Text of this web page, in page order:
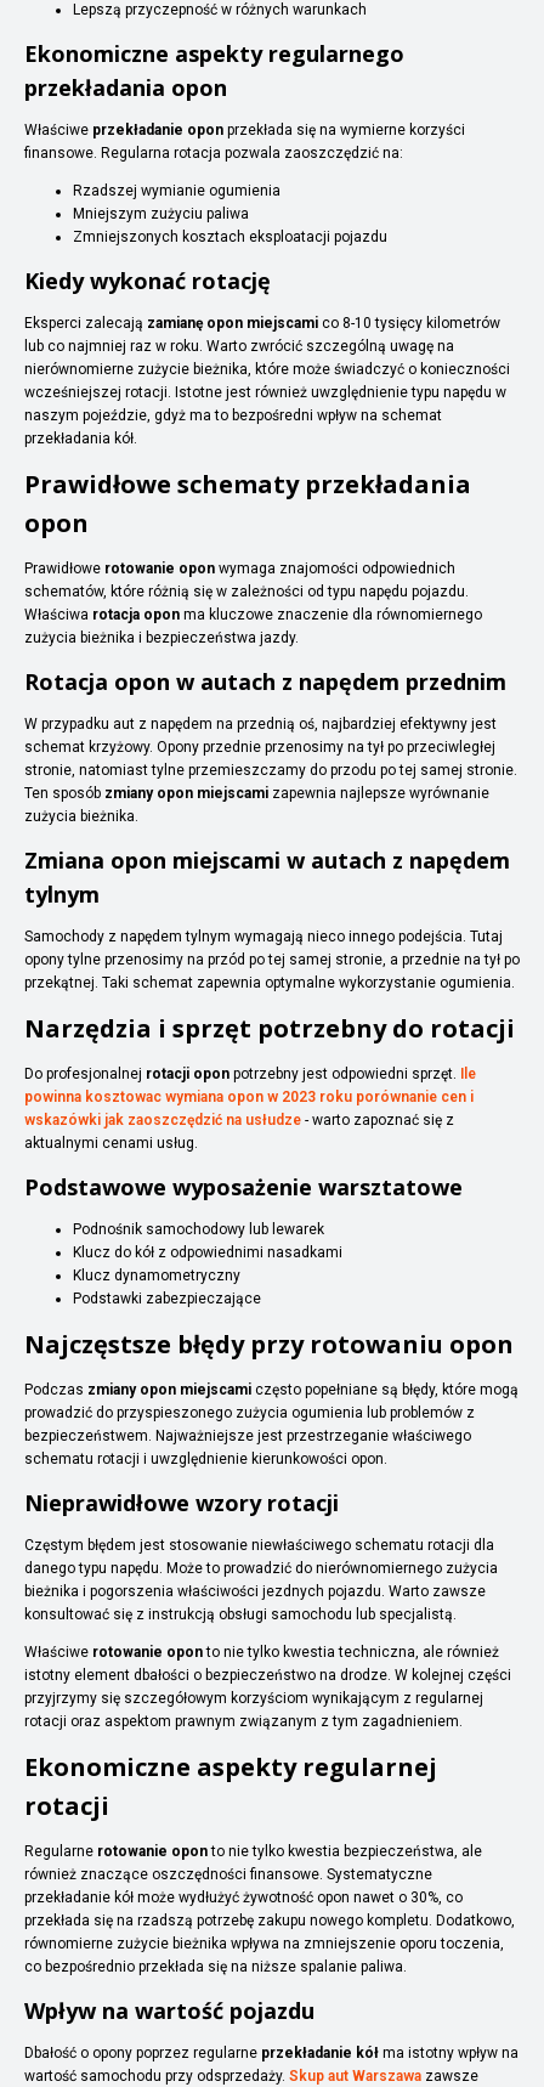
Lepszą przyczepność w różnych warunkach
Ekonomiczne aspekty regularnego
przekładania opon
Właściwe przekładanie opon przekłada się na wymierne korzyści
finansowe. Regularna rotacja pozwala zaoszczędzić na:
Rzadszej wymianie ogumienia
Mniejszym zużyciu paliwa
Zmniejszonych kosztach eksploatacji pojazdu
Kiedy wykonać rotację
Eksperci zalecają zamianę opon miejscami co 8-10 tysięcy kilometrów
lub co najmniej raz w roku. Warto zwrócić szczególną uwagę na
nierównomierne zużycie bieżnika, które może świadczyć o konieczności
wcześniejszej rotacji. Istotne jest również uwzględnienie typu napędu w
naszym pojeździe, gdyż ma to bezpośredni wpływ na schemat
przekładania kół.
Prawidłowe schematy przekładania
opon
Prawidłowe rotowanie opon wymaga znajomości odpowiednich
schematów, które różnią się w zależności od typu napędu pojazdu.
Właściwa rotacja opon ma kluczowe znaczenie dla równomiernego
zużycia bieżnika i bezpieczeństwa jazdy.
Rotacja opon w autach z napędem przednim
W przypadku aut z napędem na przednią oś, najbardziej efektywny jest
schemat krzyżowy. Opony przednie przenosimy na tył po przeciwległej
stronie, natomiast tylne przemieszczamy do przodu po tej samej stronie.
Ten sposób zmiany opon miejscami zapewnia najlepsze wyrównanie
zużycia bieżnika.
Zmiana opon miejscami w autach z napędem
tylnym
Samochody z napędem tylnym wymagają nieco innego podejścia. Tutaj
opony tylne przenosimy na przód po tej samej stronie, a przednie na tył po
przekątnej. Taki schemat zapewnia optymalne wykorzystanie ogumienia.
Narzędzia i sprzęt potrzebny do rotacji
Do profesjonalnej rotacji opon potrzebny jest odpowiedni sprzęt.
Ile
powinna kosztowac wymiana opon w 2023 roku porównanie cen i
wskazówki jak zaoszczędzić na usłudze - warto zapoznać się z
aktualnymi cenami usług.
Podstawowe wyposażenie warsztatowe
Podnośnik samochodowy lub lewarek
Klucz do kół z odpowiednimi nasadkami
Klucz dynamometryczny
Podstawki zabezpieczające
Najczęstsze błędy przy rotowaniu opon
Podczas zmiany opon miejscami często popełniane są błędy, które mogą
prowadzić do przyspieszonego zużycia ogumienia lub problemów z
bezpieczeństwem. Najważniejsze jest przestrzeganie właściwego
schematu rotacji i uwzględnienie kierunkowości opon.
Nieprawidłowe wzory rotacji
Częstym błędem jest stosowanie niewłaściwego schematu rotacji dla
danego typu napędu. Może to prowadzić do nierównomiernego zużycia
bieżnika i pogorszenia właściwości jezdnych pojazdu. Warto zawsze
konsultować się z instrukcją obsługi samochodu lub specjalistą.
Właściwe rotowanie oponto nie tylko kwestia techniczna, ale również
istotny element dbałości o bezpieczeństwo na drodze. W kolejnej części
przyjrzymy się szczegółowym korzyściom wynikającym z regularnej
rotacji oraz aspektom prawnym związanym z tym zagadnieniem.
Ekonomiczne aspekty regularnej
rotacji
Regularne rotowanie oponto nie tylko kwestia bezpieczeństwa, ale
również znaczące oszczędności finansowe. Systematyczne
przekładanie kół może wydłużyć żywotność opon nawet o 30%, co
przekłada się na rzadszą potrzebę zakupu nowego kompletu. Dodatkowo,
równomierne zużycie bieżnika wpływa na zmniejszenie oporu toczenia,
co bezpośrednio przekłada się na niższe spalanie paliwa.
Wpływ na wartość pojazdu
Dbałość o opony poprzez regularne przekładanie kół ma istotny wpływ na
wartość samochodu przy odsprzedaży. Skup aut Warszawa zawsze